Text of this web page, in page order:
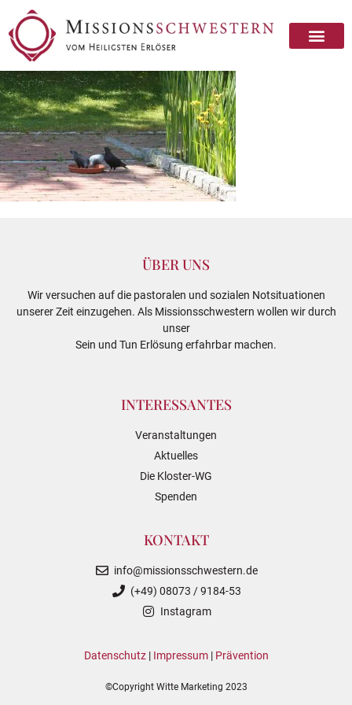
ÜBER UNS
Wir versuchen auf die pastoralen und sozialen Notsituationen
unserer Zeit einzugehen. Als Missionsschwestern wollen wir durch
unser
Sein und Tun Erlösung erfahrbar machen.
INTERESSANTES
Veranstaltungen
Aktuelles
Die Kloster-WG
Spenden
KONTAKT
info@missionsschwestern.de
(+49) 08073 / 9184-53
Instagram
Datenschutz| Impressum| Prävention
©Copyright Witte Marketing 2023